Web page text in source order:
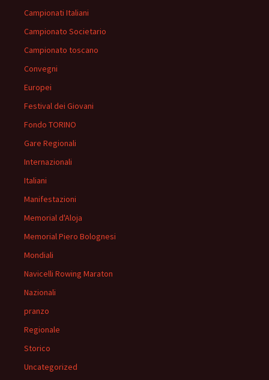
Campionati Italiani
Campionato Societario
Campionato toscano
Convegni
Europei
Festival dei Giovani
Fondo TORINO
Gare Regionali
Internazionali
Italiani
Manifestazioni
Memorial d'Aloja
Memorial Piero Bolognesi
Mondiali
Navicelli Rowing Maraton
Nazionali
pranzo
Regionale
Storico
Uncategorized